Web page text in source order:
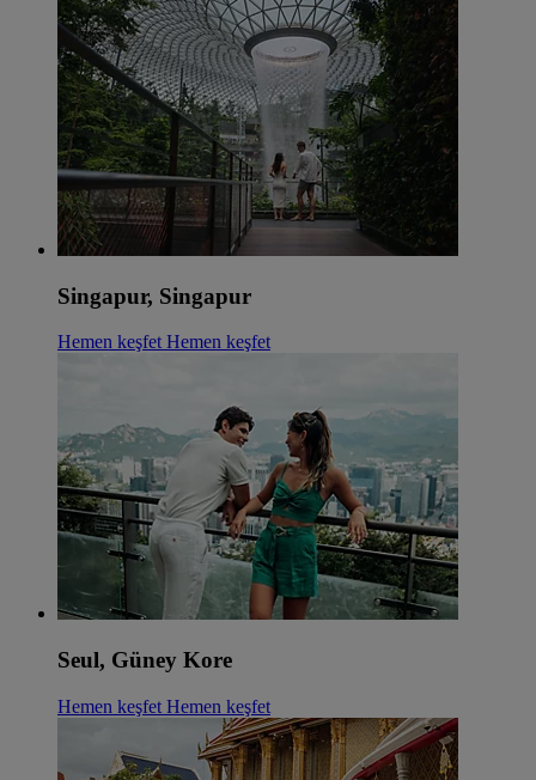
Singapur, Singapur
Hemen keşfet Hemen keşfet
Seul, Güney Kore
Hemen keşfet Hemen keşfet